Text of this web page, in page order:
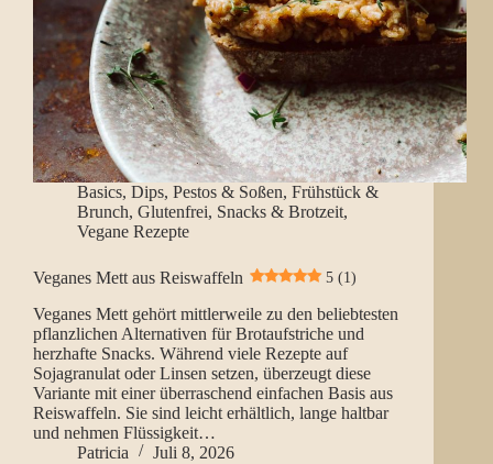
Basics, Dips, Pestos & Soßen, Frühstück &
Brunch, Glutenfrei, Snacks & Brotzeit,
Vegane Rezepte
Veganes Mett aus Reiswaffeln 5 (1)
Veganes Mett gehört mittlerweile zu den beliebtesten
pflanzlichen Alternativen für Brotaufstriche und
herzhafte Snacks. Während viele Rezepte auf
Sojagranulat oder Linsen setzen, überzeugt diese
Variante mit einer überraschend einfachen Basis aus
Reiswaffeln. Sie sind leicht erhältlich, lange haltbar
und nehmen Flüssigkeit…
Patricia
Juli 8, 2026